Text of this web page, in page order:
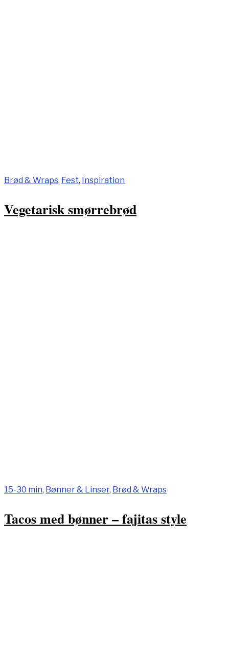
Brød & Wraps, Fest, Inspiration
Vegetarisk smørrebrød
15-30 min, Bønner & Linser, Brød & Wraps
Tacos med bønner – fajitas style